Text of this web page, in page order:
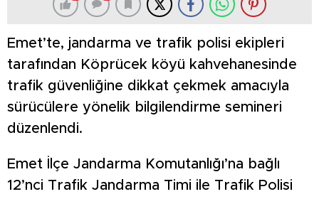
Emet’te, jandarma ve trafik polisi ekipleri
tarafından Köprücek köyü kahvehanesinde
trafik güvenliğine dikkat çekmek amacıyla
sürücülere yönelik bilgilendirme semineri
düzenlendi.
Emet İlçe Jandarma Komutanlığı’na bağlı
12’nci Trafik Jandarma Timi ile Trafik Polisi